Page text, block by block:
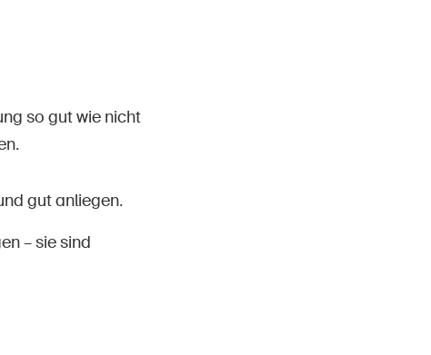
so gut wie nicht
gut anliegen.
– sie sind